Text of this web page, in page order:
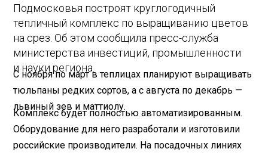
Подмосковья построят круглогодичный
тепличный комплекс по выращиванию цветов
на срез. Об этом сообщила пресс-служба
министерства инвестиций, промышленности
и науки региона.
С ноября по март в теплицах планируют выращивать
тюльпаны редких сортов, а с августа по декабрь —
львиный зев и маттиолу.
Комплекс будет полностью автоматизированным.
Оборудование для него разработали и изготовили
российские производители. На посадочных линиях